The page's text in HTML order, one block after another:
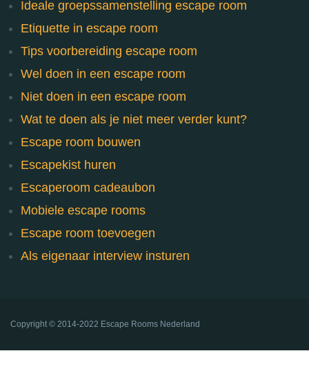
Ideale groepssamenstelling escape room
Etiquette in escape room
Tips voorbereiding escape room
Wel doen in een escape room
Niet doen in een escape room
Wat te doen als je niet meer verder kunt?
Escape room bouwen
Escapekist huren
Escaperoom cadeaubon
Mobiele escape rooms
Escape room toevoegen
Als eigenaar interview insturen
Copyright © 2014-2022 Escape Rooms Nederland